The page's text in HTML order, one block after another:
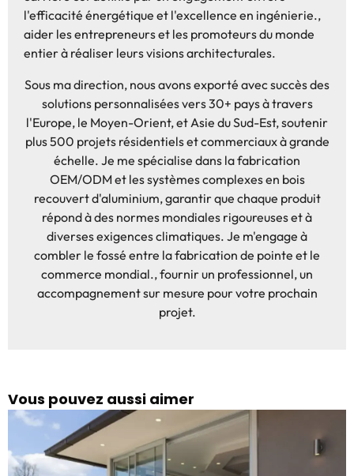
l'efficacité énergétique et l'excellence en ingénierie.,
aider les entrepreneurs et les promoteurs du monde
entier à réaliser leurs visions architecturales.
Sous ma direction, nous avons exporté avec succès des
solutions personnalisées vers 30+ pays à travers
l'Europe, le Moyen-Orient, et Asie du Sud-Est, soutenir
plus 500 projets résidentiels et commerciaux à grande
échelle. Je me spécialise dans la fabrication
OEM/ODM et les systèmes complexes en bois
recouvert d'aluminium, garantir que chaque produit
répond à des normes mondiales rigoureuses et à
diverses exigences climatiques. Je m'engage à
combler le fossé entre la fabrication de pointe et le
commerce mondial., fournir un professionnel, un
accompagnement sur mesure pour votre prochain
projet.
Vous pouvez aussi aimer